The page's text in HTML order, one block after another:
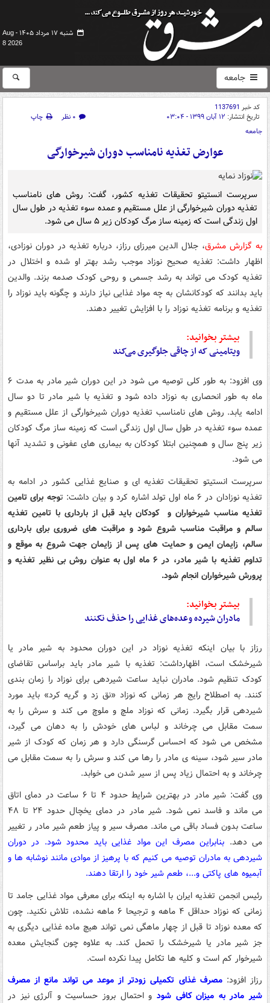
شنبه ۱۷ مرداد ۱۴۰۵ -
Aug
8 2026
جامعه
کد خبر 1137691
تاریخ انتشار: ۱۲ آبان ۱۳۹۹ - ۰۳:۰۴ ۰ نظر
چاپ
جامعه
عوارض تغذیه نامناسب دوران شیرخوارگی
سرپرست انستیتو تحقیقات تغذیه کشور، گفت: روش های نامناسب
تغذیه دوران شیرخوارگی از علل مستقیم و عمده سوء تغذیه در طول سال
اول زندگی است که زمینه ساز مرگ کودکان زیر ۵ سال می شود.
به گزارش مشرق، جلال الدین میرزای رزاز، درباره تغذیه در دوران نوزادی،
اظهار داشت: تغذیه صحیح نوزاد موجب رشد بهتر او شده و اختلال در
تغذیه کودک می تواند به رشد جسمی و روحی کودک صدمه بزند. والدین
باید بدانند که کودکانشان به چه مواد غذایی نیاز دارند و چگونه باید نوزاد را
تغذیه و برنامه تغذیه نوزاد را با افزایش تغییر دهند.
بیشتر بخوانید:
ویتامینی که از چاقی جلوگیری می‌کند
وی افزود: به طور کلی توصیه می شود در این دوران شیر مادر به مدت ۶
ماه به طور انحصاری به نوزاد داده شود و تغذیه با شیر مادر تا دو سال
ادامه یابد. روش های نامناسب تغذیه دوران شیرخوارگی از علل مستقیم و
عمده سوء تغذیه در طول سال اول زندگی است که زمینه ساز مرگ کودکان
زیر پنج سال و همچنین ابتلا کودکان به بیماری های عفونی و تشدید آنها
می شود.
سرپرست انستیتو تحقیقات تغذیه ای و صنایع غذایی کشور در ادامه به
تغذیه نوزادان در ۶ ماه اول تولد اشاره کرد و بیان داشت: ت
وجه برای تامین
تغذیه مناسب شیرخواران و کودکان باید قبل از بارداری با تامین تغذیه
سالم و مراقبت مناسب شروع شود و مراقبت های ضروری برای بارداری
سالم، زایمان ایمن و حمایت های پس از زایمان جهت شروع به موقع و
تداوم تغذیه با شیر مادر، در ۶ ماه اول به عنوان روش بی نظیر تغذیه و
پرورش شیرخواران انجام شود.
بیشتر بخوانید:
مادران شیرده وعده‌های غذایی را حذف نکنند
رزاز با بیان اینکه تغذیه نوزاد در این دوران محدود به شیر مادر یا
شیرخشک است، اظهارداشت: تغذیه با شیر مادر باید براساس تقاضای
کودک تنظیم شود. مادران نباید ساعت شیردهی برای نوزاد را زمان بندی
کنند. به اصطلاح رایج هر زمانی که نوزاد «نق زد و گریه کرد» باید مورد
شیردهی قرار بگیرد. زمانی که نوزاد ملچ و ملوچ می کند و سرش را به
سمت مقابل می چرخاند و لباس های خودش را به دهان می گیرد،
مشخص می شود که احساس گرسنگی دارد و هر زمان که کودک از شیر
مادر سیر شود، سینه ی مادر را رها می کند و سرش را به سمت مقابل می
چرخاند و به احتمال زیاد پس از سیر شدن می خوابد.
وی گفت: شیر مادر در بهترین شرایط حدود ۴ تا ۶ ساعت در دمای اتاق
می ماند و فاسد نمی شود. شیر مادر در دمای یخچال حدود ۲۴ تا ۴۸
ساعت بدون فساد باقی می ماند. مصرف سیر و پیاز طعم شیر مادر ر تغییر
می دهد. بنابراین مصرف این مواد غذایی باید محدود شود. در دوران
شیردهی به مادران توصیه می کنیم که با پرهیز از موادی مانند نوشابه ها و
آبمیوه های پاکتی و...، طعم شیر خود را ارتقا دهند.
رئیس انجمن تغذیه ایران با اشاره به اینکه برای معرفی مواد غذایی جامد تا
زمانی که نوزاد حداقل ۴ ماهه و ترجیحا ۶ ماهه نشده، تلاش نکنید. چون
که معده نوزاد تا قبل از چهار ماهگی نمی تواند هیچ ماده غذایی دیگری به
جز شیر مادر یا شیرخشک را تحمل کند. به علاوه چون گنجایش معده
شیرخوار کم است و کلیه ها تکامل پیدا نکرده است.
رزاز افزود:مصرف غذای تکمیلی زودتر از موعد می تواند مانع از مصرف
شیر مادر به میزان کافی شود و احتمال بروز حساسیت و آلرژی نیز در